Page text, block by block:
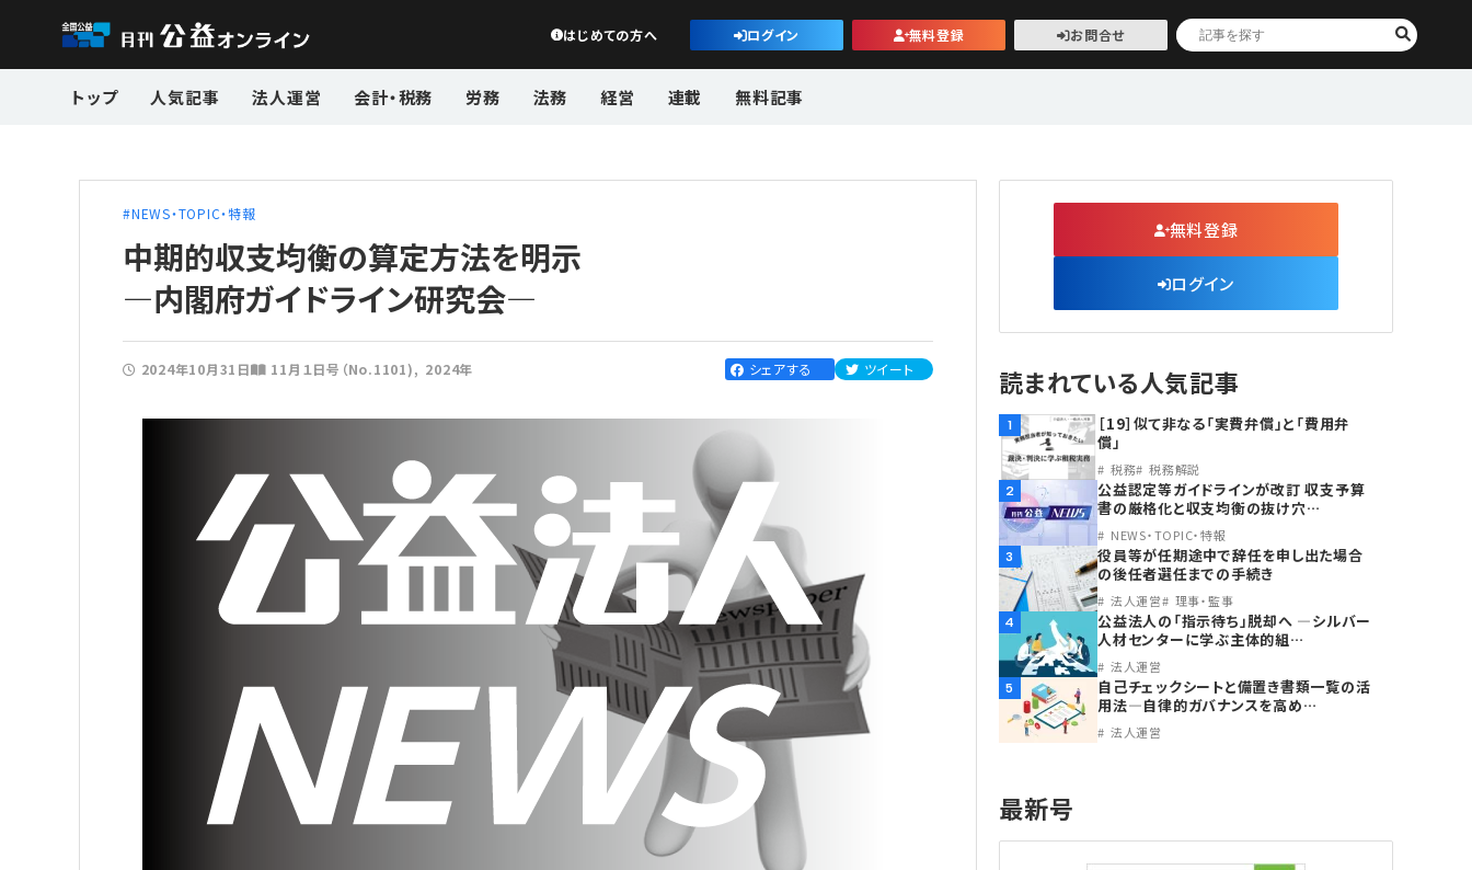
公益・一般法人オンライン
はじめての方へ ログイン 無料登録 お問合せ
トップ 人気記事 法人運営 会計・税務 労務 法務 経営 連載 無料記事
NEWS・TOPIC・特報
中期的収支均衡の算定方法を明示
―内閣府ガイドライン研究会―
2024年10月31日 11月１日号（No.1101) 2024年 シェアする ツイート
無料登録
ログイン
読まれている人気記事
1
［19］似て非なる「実費弁償」と「費用弁
償」
税務 税務解説
2
公益認定等ガイドラインが改訂 収支予算
書の厳格化と収支均衡の抜け穴…
NEWS・TOPIC・特報
3
役員等が任期途中で辞任を申し出た場合
の後任者選任までの手続き
法人運営 理事・監事
4
公益法人の「指示待ち」脱却へ ―シルバー
人材センターに学ぶ主体的組…
法人運営
5
自己チェックシートと備置き書類一覧の活
用法―自律的ガバナンスを高め…
法人運営
最新号